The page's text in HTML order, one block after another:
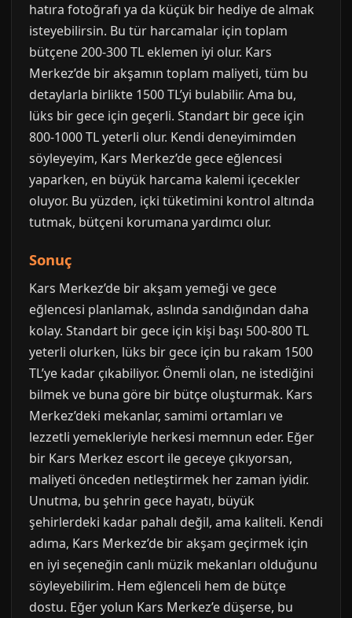
hatıra fotoğrafı ya da küçük bir hediye de almak
isteyebilirsin. Bu tür harcamalar için toplam
bütçene 200-300 TL eklemen iyi olur. Kars
Merkez’de bir akşamın toplam maliyeti, tüm bu
detaylarla birlikte 1500 TL’yi bulabilir. Ama bu,
lüks bir gece için geçerli. Standart bir gece için
800-1000 TL yeterli olur. Kendi deneyimimden
söyleyeyim, Kars Merkez’de gece eğlencesi
yaparken, en büyük harcama kalemi içecekler
oluyor. Bu yüzden, içki tüketimini kontrol altında
tutmak, bütçeni korumana yardımcı olur.
Sonuç
Kars Merkez’de bir akşam yemeği ve gece
eğlencesi planlamak, aslında sandığından daha
kolay. Standart bir gece için kişi başı 500-800 TL
yeterli olurken, lüks bir gece için bu rakam 1500
TL’ye kadar çıkabiliyor. Önemli olan, ne istediğini
bilmek ve buna göre bir bütçe oluşturmak. Kars
Merkez’deki mekanlar, samimi ortamları ve
lezzetli yemekleriyle herkesi memnun eder. Eğer
bir Kars Merkez escort ile geceye çıkıyorsan,
maliyeti önceden netleştirmek her zaman iyidir.
Unutma, bu şehrin gece hayatı, büyük
şehirlerdeki kadar pahalı değil, ama kaliteli. Kendi
adıma, Kars Merkez’de bir akşam geçirmek için
en iyi seçeneğin canlı müzik mekanları olduğunu
söyleyebilirim. Hem eğlenceli hem de bütçe
dostu. Eğer yolun Kars Merkez’e düşerse, bu